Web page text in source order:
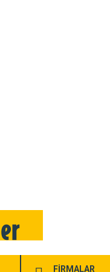
FİRMALAR